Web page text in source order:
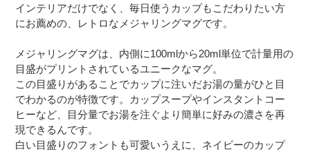
インテリアだけでなく、毎日使うカップもこだわりたい方
にお薦めの、レトロなメジャリングマグです。
メジャリングマグは、内側に100mlから20ml単位で計量用の
目盛がプリントされているユニークなマグ。
この目盛りがあることでカップに注いだお湯の量がひと目
でわかるのが特徴です。カップスープやインスタントコー
ヒーなど、目分量でお湯を注ぐより簡単に好みの濃さを再
現できるんです。
白い目盛りのフォントも可愛いうえに、ネイビーのカップ